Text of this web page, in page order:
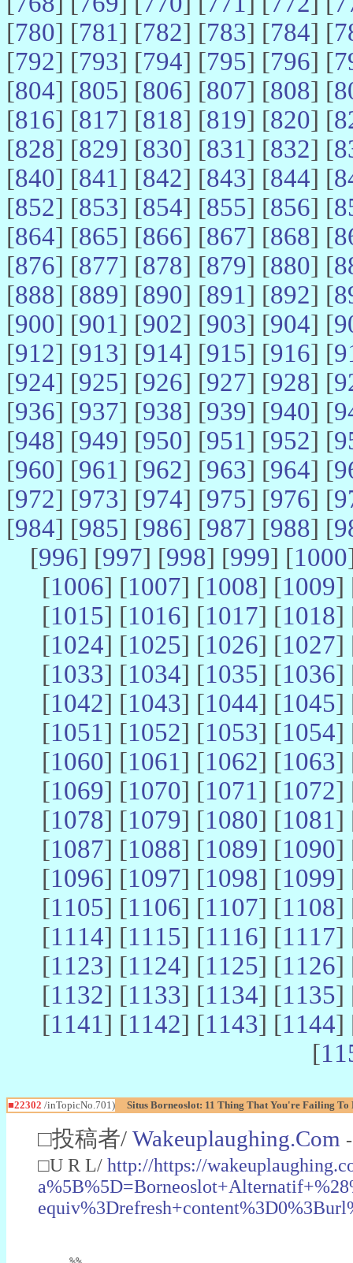
[780] [781] [782] [783] [784] [
[792] [793] [794] [795] [796] [
[804] [805] [806] [807] [808] [
[816] [817] [818] [819] [820] [
[828] [829] [830] [831] [832] [
[840] [841] [842] [843] [844] [
[852] [853] [854] [855] [856] [
[864] [865] [866] [867] [868] [
[876] [877] [878] [879] [880] [
[888] [889] [890] [891] [892] [
[900] [901] [902] [903] [904] [
[912] [913] [914] [915] [916] [
[924] [925] [926] [927] [928] [
[936] [937] [938] [939] [940] [
[948] [949] [950] [951] [952] [
[960] [961] [962] [963] [964] [
[972] [973] [974] [975] [976] [
[984] [985] [986] [987] [988] [
[996] [997] [998] [999] [1000
[1006] [1007] [1008] [1009]
[1015] [1016] [1017] [1018]
[1024] [1025] [1026] [1027]
[1033] [1034] [1035] [1036]
[1042] [1043] [1044] [1045]
[1051] [1052] [1053] [1054]
[1060] [1061] [1062] [1063]
[1069] [1070] [1071] [1072]
[1078] [1079] [1080] [1081]
[1087] [1088] [1089] [1090]
[1096] [1097] [1098] [1099]
[1105] [1106] [1107] [1108]
[1114] [1115] [1116] [1117]
[1123] [1124] [1125] [1126]
[1132] [1133] [1134] [1135]
[1141] [1142] [1143] [1144]
[
■22302 /inTopicNo.701) Situs Borneoslot: 11 Thing That You're Failing To
□投稿者/ Wakeuplaughing.Com
□U R L/ http://https://